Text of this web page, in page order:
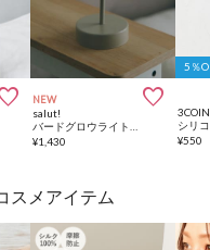
NEW 
salut!
¥1,430
5％
¥550
スメアイテム